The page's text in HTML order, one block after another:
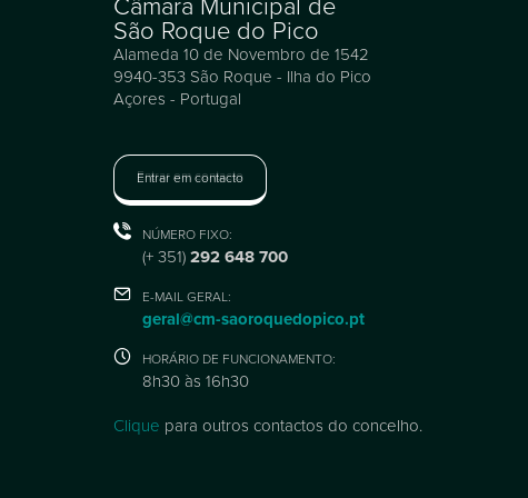
Câmara Municipal de
São Roque do Pico
Alameda 10 de Novembro de 1542
9940-353 São Roque - Ilha do Pico
Açores - Portugal
Entrar em contacto
NÚMERO FIXO:
(+ 351) 292 648 700
E-MAIL GERAL:
geral@cm-saoroquedopico.pt
HORÁRIO DE FUNCIONAMENTO:
8h30 às 16h30
Clique para outros contactos do concelho.